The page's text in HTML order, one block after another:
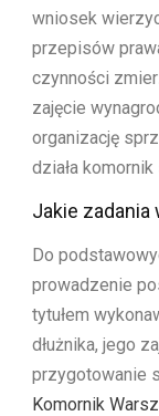
wniosek
przepisów
czynności
zajęcie
organizację
działa
Jakie
Do
prowadzenie
tytułem
dłużnika, jego
przygotowanie
Komornik